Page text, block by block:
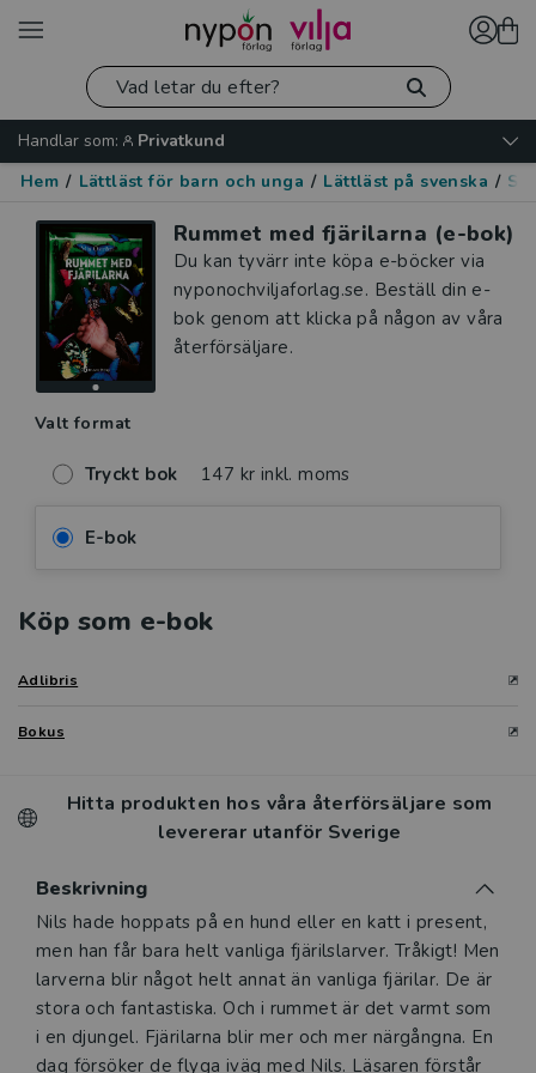
Handlar som:
Privatkund
Hem / Lättläst för barn och unga / Lättläst på svenska /
Rummet med fjärilarna (e-bok)
Du kan tyvärr inte köpa e-böcker via
nyponochviljaforlag.se. Beställ din e-
bok genom att klicka på någon av våra
återförsäljare.
Valt format
Tryckt bok 147 kr inkl. moms
E-bok
Köp som e-bok
Adlibris
Bokus
Hitta produkten hos våra återförsäljare som
levererar utanför Sverige
Beskrivning
Beskrivning
Nils hade hoppats på en hund eller en katt i present,
men han får bara helt vanliga fjärilslarver. Tråkigt! Men
larverna blir något helt annat än vanliga fjärilar. De är
stora och fantastiska. Och i rummet är det varmt som
i en djungel. Fjärilarna blir mer och mer närgångna. En
dag försöker de flyga iväg med Nils. Läsaren förstår